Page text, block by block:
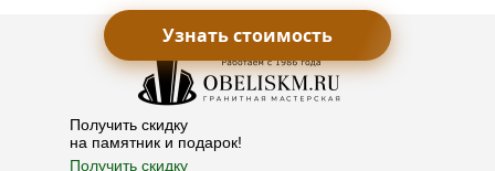
Получить скидку
на памятник и подарок!
Получить скидку
Узнать стоимость